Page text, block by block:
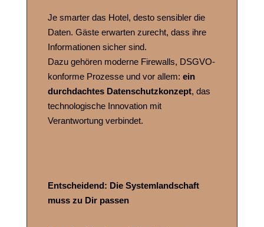
Je smarter das Hotel, desto sensibler die
Daten. Gäste erwarten zurecht, dass ihre
Informationen sicher sind.
Dazu gehören moderne Firewalls, DSGVO-
konforme Prozesse und vor allem:ein
durchdachtes Datenschutzkonzept, das
technologische Innovation mit
Verantwortung verbindet.
Entscheidend: Die Systemlandschaft
muss zu Dir passen